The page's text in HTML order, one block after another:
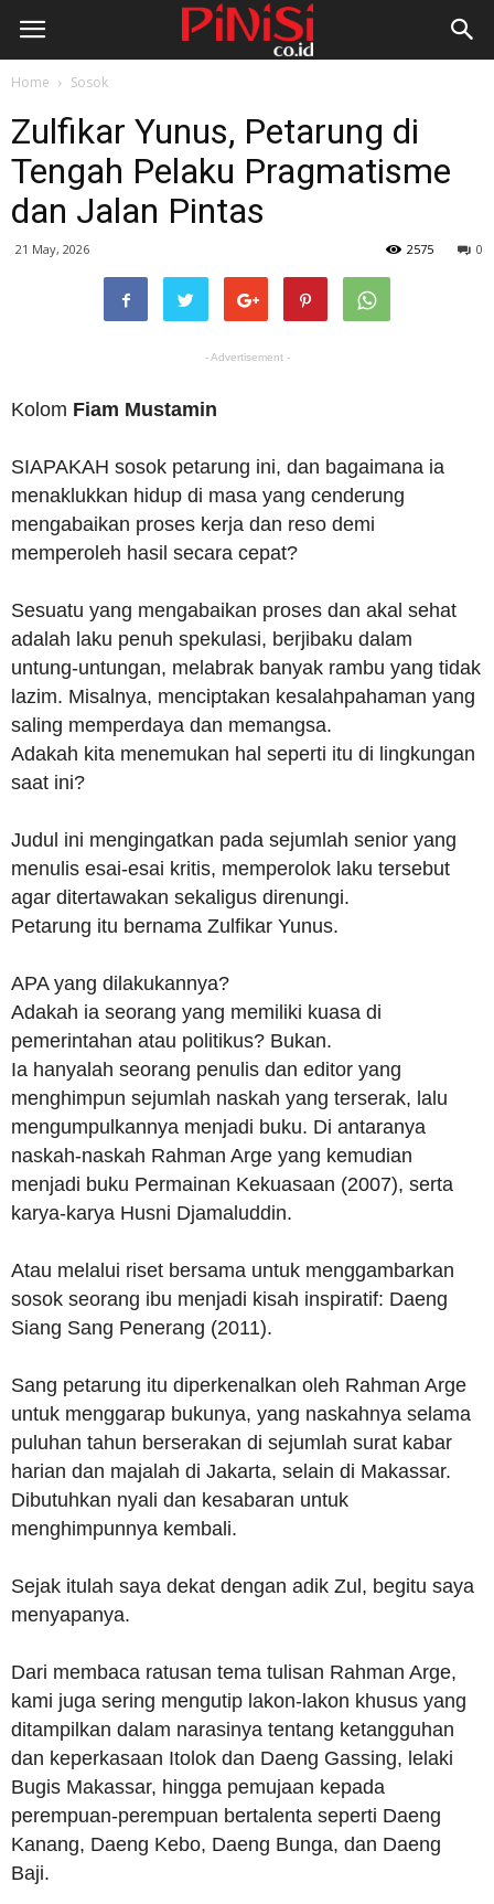
Home Sosok
Zulfikar Yunus, Petarung di
Tengah Pelaku Pragmatisme
dan Jalan Pintas
21 May, 2026 0
2575
- Advertisement -
Kolom Fiam Mustamin
SIAPAKAH sosok petarung ini, dan bagaimana ia
menaklukkan hidup di masa yang cenderung
mengabaikan proses kerja dan reso demi
memperoleh hasil secara cepat?
Sesuatu yang mengabaikan proses dan akal sehat
adalah laku penuh spekulasi, berjibaku dalam
untung-untungan, melabrak banyak rambu yang tidak
lazim. Misalnya, menciptakan kesalahpahaman yang
saling memperdaya dan memangsa.
Adakah kita menemukan hal seperti itu di lingkungan
saat ini?
Judul ini mengingatkan pada sejumlah senior yang
menulis esai-esai kritis, memperolok laku tersebut
agar ditertawakan sekaligus direnungi.
Petarung itu bernama Zulfikar Yunus.
APA yang dilakukannya?
Adakah ia seorang yang memiliki kuasa di
pemerintahan atau politikus? Bukan.
Ia hanyalah seorang penulis dan editor yang
menghimpun sejumlah naskah yang terserak, lalu
mengumpulkannya menjadi buku. Di antaranya
naskah-naskah Rahman Arge yang kemudian
menjadi buku Permainan Kekuasaan (2007), serta
karya-karya Husni Djamaluddin.
Atau melalui riset bersama untuk menggambarkan
sosok seorang ibu menjadi kisah inspiratif: Daeng
Siang Sang Penerang (2011).
Sang petarung itu diperkenalkan oleh Rahman Arge
untuk menggarap bukunya, yang naskahnya selama
puluhan tahun berserakan di sejumlah surat kabar
harian dan majalah di Jakarta, selain di Makassar.
Dibutuhkan nyali dan kesabaran untuk
menghimpunnya kembali.
Sejak itulah saya dekat dengan adik Zul, begitu saya
menyapanya.
Dari membaca ratusan tema tulisan Rahman Arge,
kami juga sering mengutip lakon-lakon khusus yang
ditampilkan dalam narasinya tentang ketangguhan
dan keperkasaan Itolok dan Daeng Gassing, lelaki
Bugis Makassar, hingga pemujaan kepada
perempuan-perempuan bertalenta seperti Daeng
Kanang, Daeng Kebo, Daeng Bunga, dan Daeng
Baji.